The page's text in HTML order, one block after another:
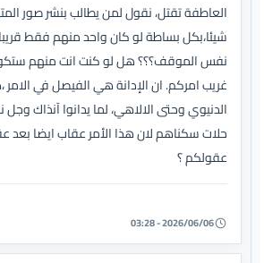
العاطفة تقتل، نقول لمن يطالب بنشر صور
شيئا،بكل بساطة لو كان واحد منهم فقط
نفس الموقف؟؟؟ هل لو كنت انت منهم
غريب امركم. ان الإدانة هي الفيصل في الامر
الدنيوي وحتى الالاهي، لما يدانوا آنذاك
حلات سكناهم لان هذا الأمر عقاب ايضا بعد
عقولكم ؟
2026/06/06 - 03:28